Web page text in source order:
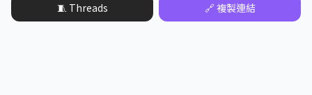
🧵 Threads 🔗 複製連結